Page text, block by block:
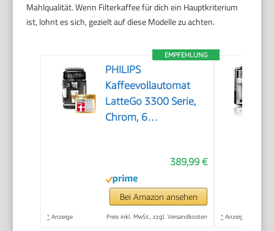
Mahlqualität. Wenn Filterkaffee für dich ein Hauptkriterium
ist, lohnt es sich, gezielt auf diese Modelle zu achten.
EMPFEHLUNG
PHILIPS
Kaffeevollautomat
LatteGo 3300 Serie,
Chrom, 6
389,99 €
Bei Amazon ansehen
* Anzeige Preis inkl. MwSt., zzgl. Versandkosten * Anzeige